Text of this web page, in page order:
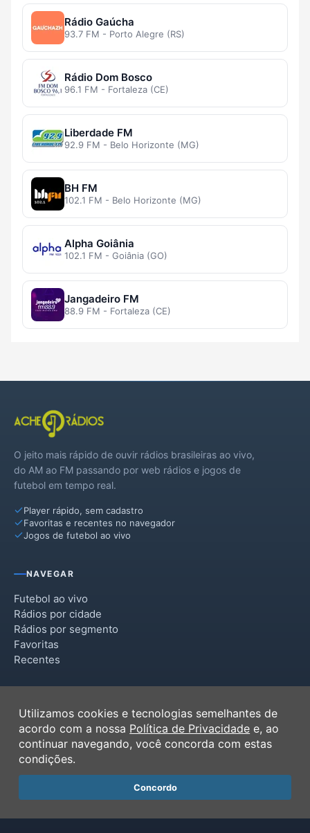
Rádio Gaúcha
93.7 FM - Porto Alegre (RS)
Rádio Dom Bosco
96.1 FM - Fortaleza (CE)
Liberdade FM
92.9 FM - Belo Horizonte (MG)
BH FM
102.1 FM - Belo Horizonte (MG)
Alpha Goiânia
102.1 FM - Goiânia (GO)
Jangadeiro FM
88.9 FM - Fortaleza (CE)
O jeito mais rápido de ouvir rádios brasileiras ao vivo,
do AM ao FM passando por web rádios e jogos de
futebol em tempo real.
Player rápido, sem cadastro
Favoritas e recentes no navegador
Jogos de futebol ao vivo
NAVEGAR
Futebol ao vivo
Rádios por cidade
Rádios por segmento
Favoritas
Recentes
Termos de Uso
Política de Privacidade
Ferramentas
Contato
Utilizamos cookies e tecnologias semelhantes de
acordo com a nossa Política de Privacidade e, ao
continuar navegando, você concorda com estas
condições.
Concordo